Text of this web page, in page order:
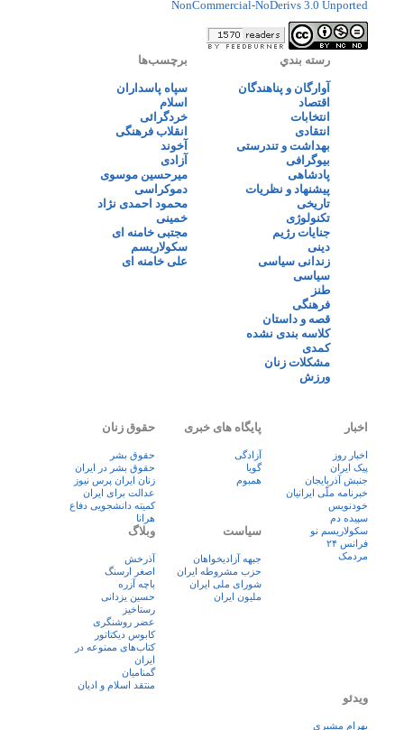
NonCommercial-NoDerivs 3.0 Unported
رسته بندي
آوارگان و پناهندگان
اقتصاد
انتخابات
انتقادی
بهداشت و تندرستی
بیوگرافی
پادشاهی
پیشنهاد و نظریات
تاریخی
تکنولوژی
جنایات رژیم
دینی
زندانی سیاسی
سیاسی
طنز
فرهنگی
قصه و داستان
کلاسه بندی نشده
کمدی
مشکلات زنان
ورزش
برچسب‌ها
سپاه پاسداران
اسلام
خردگرائی
انقلاب فرهنگی
آخوند
آزادی
میرحسین موسوی
دموکراسی
محمود احمدی نژاد
خمینی
مجتبی خامنه ای
سکولاریسم
علی خامنه ای
اخبار
اخبار روز
پيک ايران
جنبش آذربایجان
خبرنامه ملّی ایرانیان
خودنویس
سپیده دم
سکولاریسم نو
فرانس ۲۴
مردمک
پایگاه های خبری
آزادگی
گویا
همبوم
حقوق زنان
حقوق بشر
حقوق بشر در ایران
زنان ايران پرس نيوز
عدالت برای ایران
کمیته دانشجویی دفاع
هرانا
سیاست
جبهه آزادیخواهان
حزب مشروطه ایران
شورای ملی ایران
ملیون ایران
وبلاگ
آذرخش
اصغر ارسنگ
باچه آزره
حسین یزدانی
رستاخیز
عضر روشنگری
کابوس دیکتاتور
کتاب‌های ممنوعه در
ایران
گمنامیان
منتقد اسلام و ادیان
ویدئو
بهرام مشیری